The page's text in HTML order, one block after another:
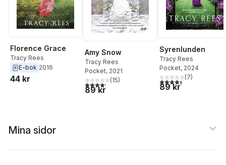
Florence Grace
Tracy Rees
E-bok 2016
44 kr
Amy Snow
Tracy Rees
Pocket, 2021
4,2utav 5 stjärnor. Totalt antal röster:
(15)
89 kr
Syrenlunden
Tracy Rees
Pocket, 2024
4,4utav 5 stjärnor.
(7)
89 kr
Mina sidor